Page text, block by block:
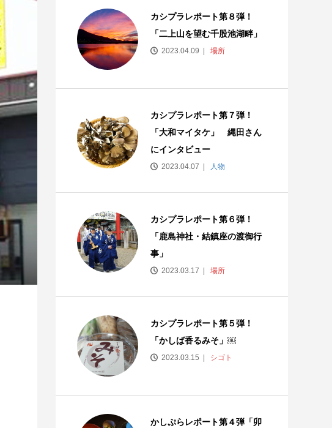
カシプラレポート第８弾！
「二上山を望む千股池湖畔」
2023.04.09 場所
カシプラレポート第７弾！
「大和マイタケ」 縄田さん
にインタビュー
2023.04.07 人物
カシプラレポート第６弾！
「鹿島神社・結鎮座の渡御行
事」
2023.03.17 場所
カシプラレポート第５弾！
「かしば香るみそ」￼
2023.03.15 シゴト
かしぷらレポート第４弾「卯